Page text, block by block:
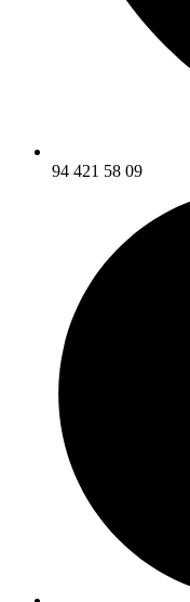
94 421 58 09